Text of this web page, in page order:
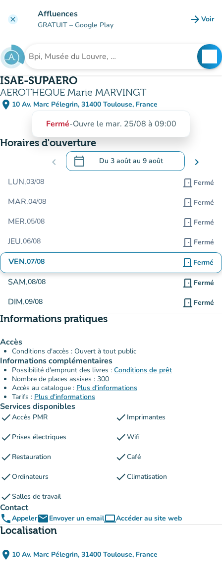
clear Affluences
GRATUIT – Google Play arrow_forward Voir
Rechercher un établissement
ISAE-SUPAERO
AEROTHEQUE Marie MARVINGT
place 10 Av. Marc Pélegrin, 31400 Toulouse, France
(ouvrir dans Google Maps)
(nouvel onglet)
Fermé-Ouvre le mar. 25/08 à 09:00
Horaires d'ouverture
chevron_left calendar_today Du 3 aoûtau 9 août
.Ouvrir le calendrier pour changer de
chevron_right
LUN.03/08 door_front Fermé
MAR.04/08 door_front Fermé
MER.05/08 door_front Fermé
JEU.06/08 door_front Fermé
VEN.07/08 door_front Fermé
SAM.08/08 door_front Fermé
DIM.09/08 door_front Fermé
Informations pratiques
Accès
Conditions d'accès : Ouvert à tout public
Informations complémentaires
Possibilité d'emprunt des livres : Conditions de prêt
Nombre de places assises : 300
Accès au catalogue : Plus d'informations
Tarifs : Plus d'informations
Services disponibles
checkAccès PMR check Imprimantes
check Prises électriques checkWifi
check Restauration checkCafé
checkOrdinateurs checkClimatisation
checkSalles de travail
Contact
phoneAppeleremailEnvoyer un emailcomputerAccéder au site web
(nouvel onglet)
Localisation
place 10 Av. Marc Pélegrin, 31400 Toulouse, France
(ouvrir dans Google Maps)
(nouvel onglet)